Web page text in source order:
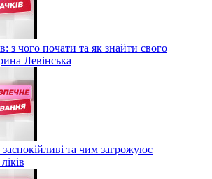
з чого почати та як знайти свого
Левінська
та чим загрожуює